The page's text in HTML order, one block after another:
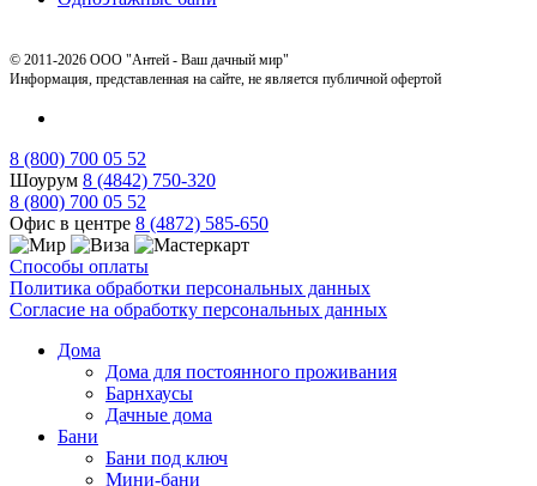
© 2011-2026 ООО "Антей - Ваш дачный мир"
Информация, представленная на сайте, не является публичной офертой
8 (800) 700 05 52
Шоурум 8 (4842) 750-320
8 (800) 700 05 52
Офис в центре 8 (4872) 585-650
Способы оплаты
Политика обработки персональных данных
Согласие на обработку персональных данных
Дома
Дома для постоянного проживания
Барнхаусы
Дачные дома
Бани
Бани под ключ
Мини-бани